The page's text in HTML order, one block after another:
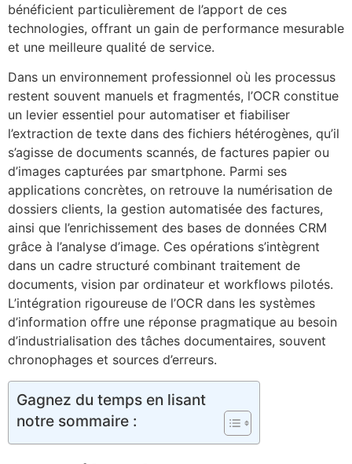
bénéficient particulièrement de l’apport de ces
technologies, offrant un gain de performance mesurable
et une meilleure qualité de service.
Dans un environnement professionnel où les processus
restent souvent manuels et fragmentés, l’OCR constitue
un levier essentiel pour automatiser et fiabiliser
l’extraction de texte dans des fichiers hétérogènes, qu’il
s’agisse de documents scannés, de factures papier ou
d’images capturées par smartphone. Parmi ses
applications concrètes, on retrouve la numérisation de
dossiers clients, la gestion automatisée des factures,
ainsi que l’enrichissement des bases de données CRM
grâce à l’analyse d’image. Ces opérations s’intègrent
dans un cadre structuré combinant traitement de
documents, vision par ordinateur et workflows pilotés.
L’intégration rigoureuse de l’OCR dans les systèmes
d’information offre une réponse pragmatique au besoin
d’industrialisation des tâches documentaires, souvent
chronophages et sources d’erreurs.
Gagnez du temps en lisant
notre sommaire :